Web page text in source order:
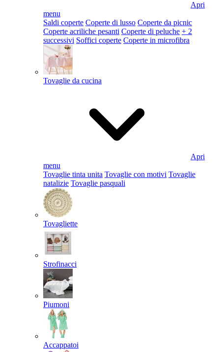
Apri
menu
Saldi coperte Coperte di lusso Coperte da picnic
Coperte acriliche pesanti Coperte di peluche + 2
successivi Soffici coperte Coperte in microfibra
Tovaglie da cucina
Apri
menu
Tovaglie tinta unita Tovaglie con motivi Tovaglie
natalizie Tovaglie pasquali
Tovagliette
Strofinacci
Piumoni
Accappatoi